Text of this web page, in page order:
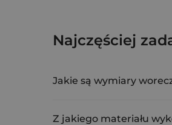
Woreczki
Najczęściej
Jakie są wymiary
Z jakiego materiału